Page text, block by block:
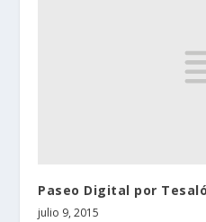
Paseo Digital por
julio 9, 2015